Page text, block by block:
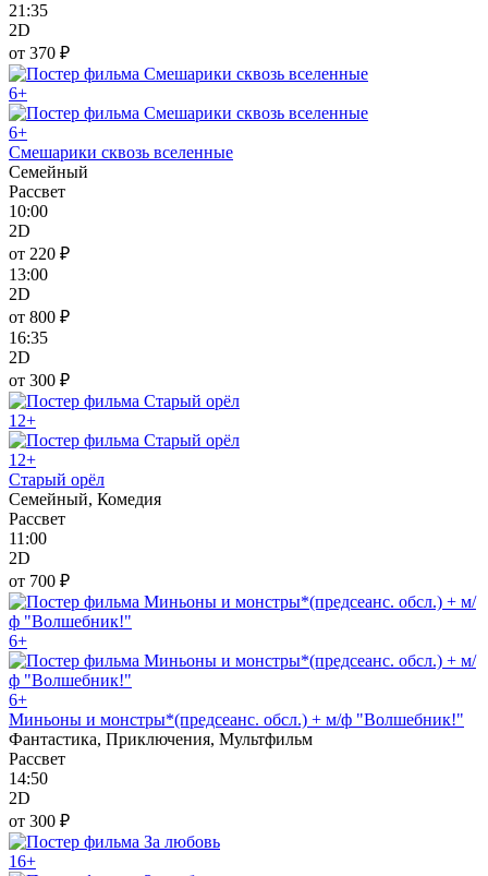
21:35
2D
от 370 ₽
6+
6+
Смешарики сквозь вселенные
Семейный
Рассвет
10:00
2D
от 220 ₽
13:00
2D
от 800 ₽
16:35
2D
от 300 ₽
12+
12+
Старый орёл
Семейный, Комедия
Рассвет
11:00
2D
от 700 ₽
6+
6+
Миньоны и монстры*(предсеанс. обсл.) + м/ф "Волшебник!"
Фантастика, Приключения, Мультфильм
Рассвет
14:50
2D
от 300 ₽
16+